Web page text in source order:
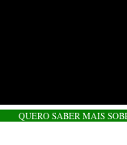
QUERO SABER MAIS